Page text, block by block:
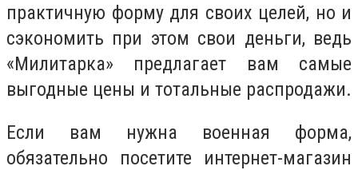
практичную форму для своих целей, но и
сэкономить при этом свои деньги, ведь
«Милитарка» предлагает вам самые
выгодные цены и тотальные распродажи.
Если вам нужна военная форма,
обязательно посетите интернет-магазин